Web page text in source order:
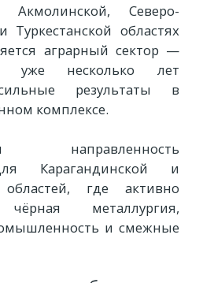
Северо-
Туркестанской областях
аграрный сектор —
уже несколько лет
результаты в
комплексе.
направленность
Карагандинской и
областей, где активно
чёрная металлургия,
и смежные